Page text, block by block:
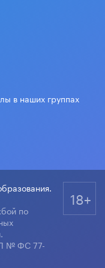
в наших группах
по
№ ФС 77-
18+